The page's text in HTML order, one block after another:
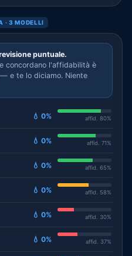
· 3 MODELLI
puntuale.
concordano l'affidabilità è
e te lo diciamo. Niente
💧 0% affid. 80%
💧 0% affid. 71%
💧 0% affid. 65%
💧 0% affid. 58%
💧 0% affid. 30%
💧 0% affid. 37%